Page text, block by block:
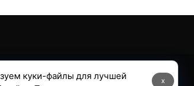
x
куки-файлы для лучшей